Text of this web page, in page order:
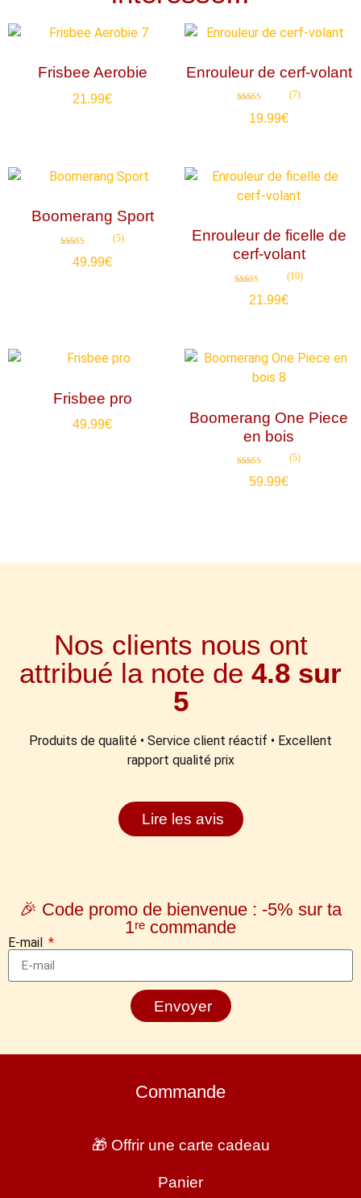
Frisbee Aerobie
21.99€
Enrouleur de cerf-volant
4.86
(7)
19.99€
Boomerang Sport
4.80
(5)
49.99€
Enrouleur de ficelle de
cerf-volant
4.90
(10)
21.99€
Frisbee pro
49.99€
Boomerang One Piece
en bois
4.80
(5)
59.99€
Nos clients nous ont
attribué la note de 4.8 sur
5
Produits de qualité • Service client réactif • Excellent
rapport qualité prix
Lire les avis
🎉 Code promo de bienvenue : -5% sur ta
1ʳᵉ commande
E-mail
Envoyer
Commande
🎁 Offrir une carte cadeau
Panier